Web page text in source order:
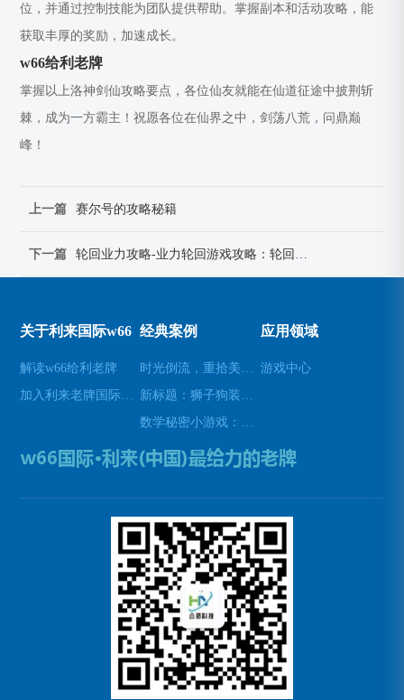
位，并通过控制技能为团队提供帮助。掌握副本和活动攻略，能
获取丰厚的奖励，加速成长。
w66给利老牌
掌握以上洛神剑仙攻略要点，各位仙友就能在仙道征途中披荆斩
棘，成为一方霸主！祝愿各位在仙界之中，剑荡八荒，问鼎巅
峰！
上一篇 赛尔号的攻略秘籍
下一篇
关于利来国际w66
解读w66给利老牌
经典案例 应用领域
游戏中心